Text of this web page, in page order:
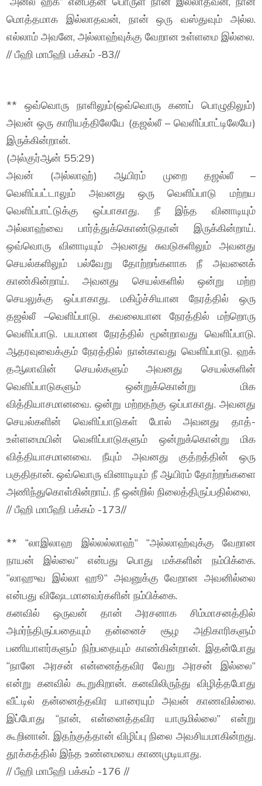
மொத்தமாக இல்லாதவன், நான் ஒரு வஸ்துவும் அல்ல.
எல்லாம் அவனே, அல்லாஹ்வுக்கு வேறான உள்ளமை இல்லை.
// பீஹி மாபீஹி பக்கம் -83//
** ஒவ்வொரு நாளிலும்(ஒவ்வொரு கணப் பொழுதிலும்)
அவன் ஒரு காரியத்திலேயே (தஜல்லீ – வெளிப்பாட்டிலேயே)
இருக்கின்றான்.
(அல்குர்ஆன் 55:29)
அவன் (அல்லாஹ்) ஆயிரம் முறை தஜல்லீ –
வெளிப்பட்டாலும் அவனது ஒரு வெளிப்பாடு மற்றய
வெளிப்பாட்டுக்கு ஒப்பாகாது. நீ இந்த வினாடியும்
அல்லாஹ்வை பார்த்துக்கொண்டுதான் இருக்கின்றாய்.
ஒவ்வொரு வினாடியும் அவனது சுவடுகளிலும் அவனது
செயல்களிலும் பல்வேறு தோற்றங்களாக நீ அவனைக்
காண்கின்றாய். அவனது செயல்களில் ஒன்று மற்ற
செயலுக்கு ஒப்பாகாது. மகிழ்ச்சியான நேரத்தில் ஒரு
தஜல்லீ –வெளிப்பாடு. கவலையான நேரத்தில் மற்றொரு
வெளிப்பாடு. பயமான நேரத்தில் மூன்றாவது வெளிப்பாடு.
ஆதரவுவைக்கும் நேரத்தில் நான்காவது வெளிப்பாடு. ஹக்
தஆலாவின் செயல்களும் அவனது செயல்களின்
வெளிப்பாடுகளும் ஒன்றுக்கொன்று மிக
வித்தியாசமானவை. ஒன்று மற்றதற்கு ஒப்பாகாது. அவனது
செயல்களின் வெளிப்பாடுகள் போல் அவனது தாத்-
உள்ளமையின் வெளிப்பாடுகளும் ஒன்றுக்கொன்று மிக
வித்தியாசமானவை. நீயும் அவனது குத்றத்தின் ஒரு
பகுதிதான். ஒவ்வொரு வினாடியும் நீ ஆயிரம் தோற்றங்களை
அணிந்துகொள்கின்றாய். நீ ஒன்றில் நிலைத்திருப்பதில்லை,
// பீஹி மாபீஹி பக்கம் -173//
** “லாஇலாஹ இல்லல்லாஹ்” “அல்லாஹ்வுக்கு வேறான
நாயன் இல்லை” என்பது பொது மக்களின் நம்பிக்கை.
“லாஹுவ இல்லா ஹூ” அவனுக்கு வேறான அவனில்லை
என்பது விஷேடமானவர்களின் நம்பிக்கை.
கனவில் ஒருவன் தான் அரசனாக சிம்மாசனத்தில்
அமர்ந்திருப்பதையும் தன்னைச் சூழ அதிகாரிகளும்
பணியாளர்களும் நிற்பதையும் காண்கின்றான். இதன்போது
“நானே அரசன் என்னைத்தவிர வேறு அரசன் இல்லை”
என்று கனவில் கூறுகிறான். கனவிலிருந்து விழித்தபோது
வீட்டில் தன்னைத்தவிர யாரையும் அவன் காணவில்லை.
இப்போது “நான், என்னைத்தவிர யாருமில்லை” என்று
கூறினான். இதற்குத்தான் விழிப்பு நிலை அவசியமாகின்றது.
தூக்கத்தில் இந்த உண்மையை காணமுடியாது.
// பீஹி மாபீஹி பக்கம் -176 //